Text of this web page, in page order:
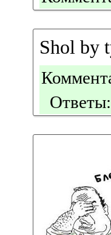
Shol by
Ответы: